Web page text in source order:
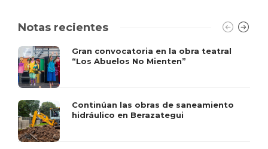
Notas recientes
Gran convocatoria en la obra teatral
“Los Abuelos No Mienten”
Continúan las obras de saneamiento
hidráulico en Berazategui